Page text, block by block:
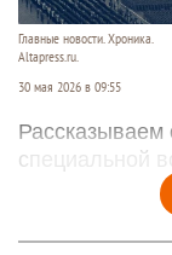
Главные новости. Хроника.
Altapress.ru.
30 мая 2026 в 09:55
Рассказываем
специальной